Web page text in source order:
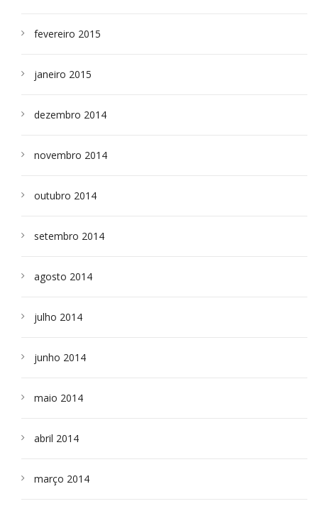
fevereiro 2015
janeiro 2015
dezembro 2014
novembro 2014
outubro 2014
setembro 2014
agosto 2014
julho 2014
junho 2014
maio 2014
abril 2014
março 2014